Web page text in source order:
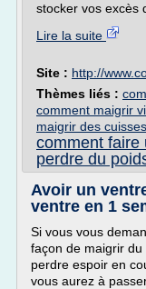
stocker vos excès
Lire la suite
Site : http://
Thèmes liés :
comment maigrir
maigrir des cuisses
comment faire
perdre du
Avoir un
ventre en 1
Si vous vous
façon de maigrir
perdre espoir en
vous aurez à